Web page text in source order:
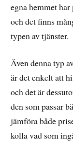
egna hemmet
och det finns
typen av tjänster.
Även denna typ
är det enkelt att
och det är
den som passar
jämföra både
kolla vad som